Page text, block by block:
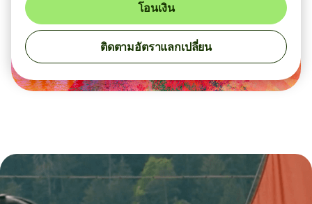
โอนเงิน
ติดตามอัตราแลกเปลี่ยน